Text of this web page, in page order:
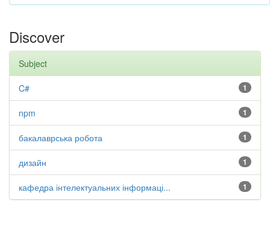
Discover
Subject
1
C#
1
npm
1
бакалаврська робота
1
дизайн
1
кафедра інтелектуальних інформаці...